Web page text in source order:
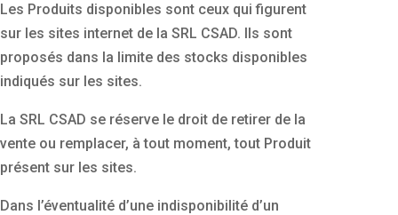
Les Produits disponibles sont ceux qui figurent
sur les sites internet de la SRL CSAD. Ils sont
proposés dans la limite des stocks disponibles
indiqués sur les sites.
La SRL CSAD se réserve le droit de retirer de la
vente ou remplacer, à tout moment, tout Produit
présent sur les sites.
Dans l’éventualité d’une indisponibilité d’un